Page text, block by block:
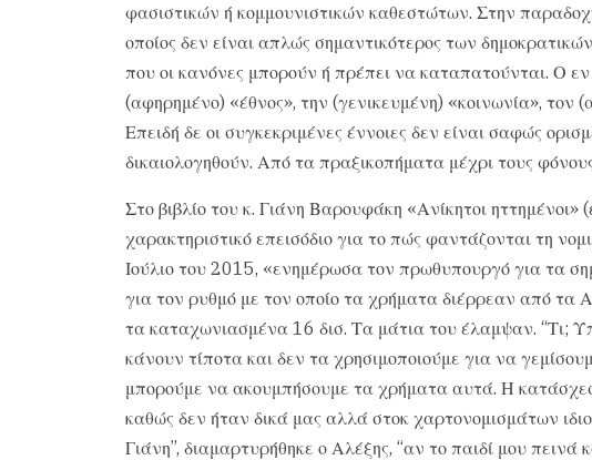
φασιστικών ή κομμουνιστικών καθεστώτων. Στην
οποίος δεν είναι απλώς σημαντικότερος των
που οι κανόνες μπορούν ή πρέπει να καταπατούνται. Ο
(αφηρημένο) «έθνος», την (γενικευμένη) «κοινωνία», τον
Επειδή δε οι συγκεκριμένες έννοιες δεν είναι σαφώς
δικαιολογηθούν. Από τα πραξικοπήματα μέχρι τους
Στο βιβλίο του κ. Γιάνη Βαρουφάκη «Ανίκητοι
χαρακτηριστικό επεισόδιο για το πώς φαντάζονται τη
Ιούλιο του 2015, «ενημέρωσα τον πρωθυπουργό για τα
για τον ρυθμό με τον οποίο τα χρήματα διέρρεαν από
τα καταχωνιασμένα 16 δισ. Τα μάτια του έλαμψαν. “Τι;
κάνουν τίποτα και δεν τα χρησιμοποιούμε για να
μπορούμε να ακουμπήσουμε τα χρήματα αυτά. Η
καθώς δεν ήταν δικά μας αλλά στοκ χαρτονομισμάτων
Γιάνη”, διαμαρτυρήθηκε ο Αλέξης, “αν το παιδί μου πεινά